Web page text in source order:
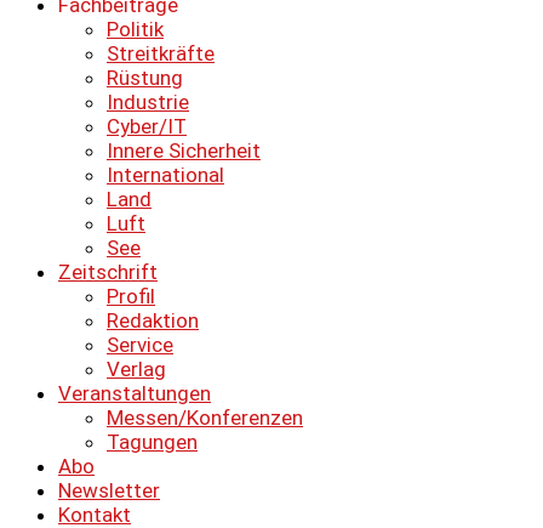
Fachbeiträge
Politik
Streitkräfte
Rüstung
Industrie
Cyber/IT
Innere Sicherheit
International
Land
Luft
See
Zeitschrift
Profil
Redaktion
Service
Verlag
Veranstaltungen
Messen/Konferenzen
Tagungen
Abo
Newsletter
Kontakt